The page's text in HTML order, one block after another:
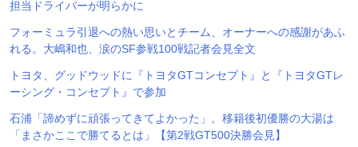
担当ドライバーが明らかに
フォーミュラ引退への熱い思いとチーム、オーナーへの感謝があふ
れる。大嶋和也、涙のSF参戦100戦記者会見全文
トヨタ、グッドウッドに『トヨタGTコンセプト』と『トヨタGTレ
ーシング・コンセプト』で参加
石浦「諦めずに頑張ってきてよかった」。移籍後初優勝の大湯は
「まさかここで勝てるとは」【第2戦GT500決勝会見】